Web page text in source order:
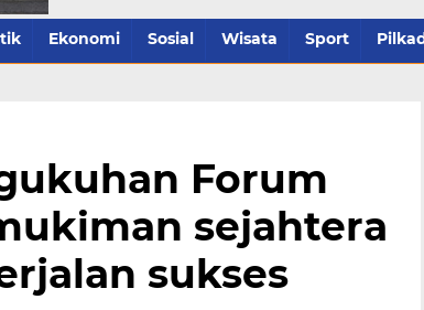
Ekonomi Sosial Wisata Sport
Forum
sejahtera
sukses